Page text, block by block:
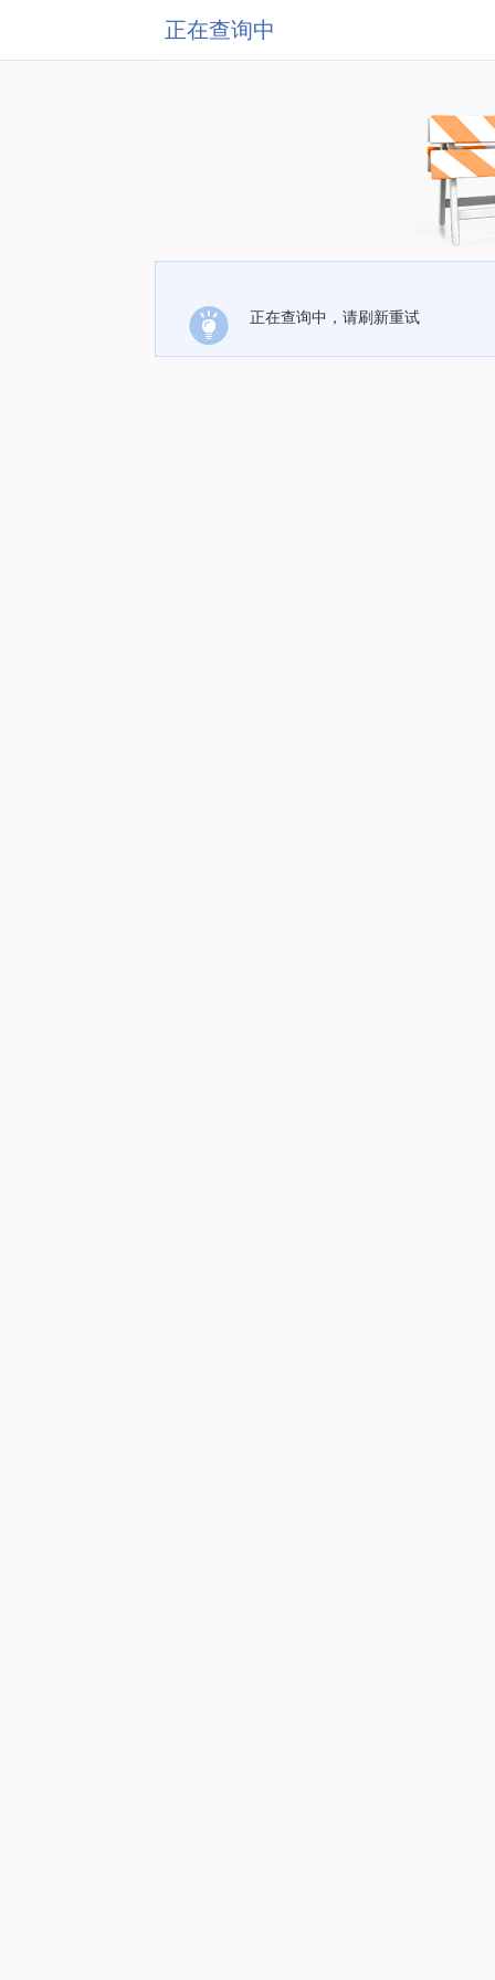
正在查询中
正在查询中，请刷新重试